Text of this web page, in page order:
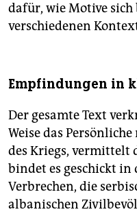
dafür, wie Motive sich
verschiedenen
Empfindungen in
Der gesamte Text
Weise das
des Kriegs, vermittelt
bindet es geschickt in
Verbrechen, die
albanischen